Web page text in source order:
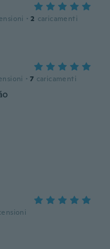
· 2 caricamenti
· 7 caricamenti